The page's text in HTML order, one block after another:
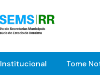
Institucional Tome